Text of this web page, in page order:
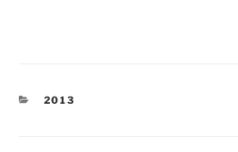
KATEGORIEN
2013